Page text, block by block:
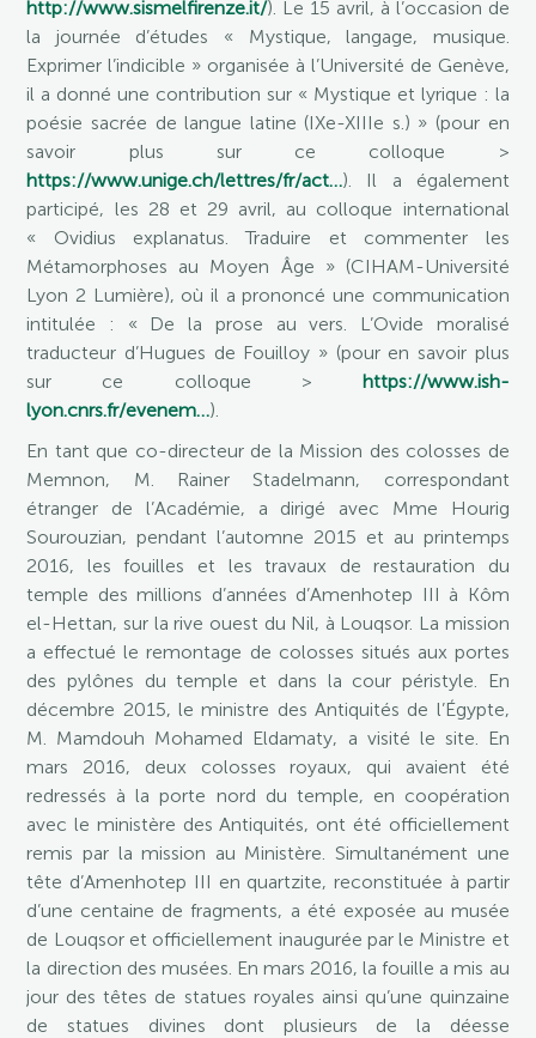
http://www.sismelfirenze.it/). Le 15 avril, à l’occasion de
la journée d’études « Mystique, langage, musique.
Exprimer l’indicible » organisée à l’Université de Genève,
il a donné une contribution sur « Mystique et lyrique : la
poésie sacrée de langue latine (IXe-XIIIe s.) » (pour en
savoir plus sur ce colloque >
https://www.unige.ch/lettres/fr/act…). Il a également
participé, les 28 et 29 avril, au colloque international
« Ovidius explanatus. Traduire et commenter les
Métamorphoses au Moyen Âge » (CIHAM-Université
Lyon 2 Lumière), où il a prononcé une communication
intitulée : « De la prose au vers. L’Ovide moralisé
traducteur d’Hugues de Fouilloy » (pour en savoir plus
sur ce colloque > https://www.ish-
lyon.cnrs.fr/evenem…).
En tant que co-directeur de la Mission des colosses de
Memnon, M. Rainer Stadelmann, correspondant
étranger de l’Académie, a dirigé avec Mme Hourig
Sourouzian, pendant l’automne 2015 et au printemps
2016, les fouilles et les travaux de restauration du
temple des millions d’années d’Amenhotep III à Kôm
el-Hettan, sur la rive ouest du Nil, à Louqsor. La mission
a effectué le remontage de colosses situés aux portes
des pylônes du temple et dans la cour péristyle. En
décembre 2015, le ministre des Antiquités de l’Égypte,
M. Mamdouh Mohamed Eldamaty, a visité le site. En
mars 2016, deux colosses royaux, qui avaient été
redressés à la porte nord du temple, en coopération
avec le ministère des Antiquités, ont été officiellement
remis par la mission au Ministère. Simultanément une
tête d’Amenhotep III en quartzite, reconstituée à partir
d’une centaine de fragments, a été exposée au musée
de Louqsor et officiellement inaugurée par le Ministre et
la direction des musées. En mars 2016, la fouille a mis au
jour des têtes de statues royales ainsi qu’une quinzaine
de statues divines dont plusieurs de la déesse